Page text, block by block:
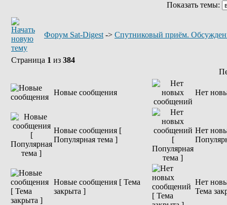
Показать темы:
Форум Sat-Digest -> Спутниковый приём.
Страница 1 из 384
Новые сообщения Нет
Новые сообщения [
Популярная тема ]
Нет
Новые сообщения [ Тема
закрыта ]
Нет
Тема